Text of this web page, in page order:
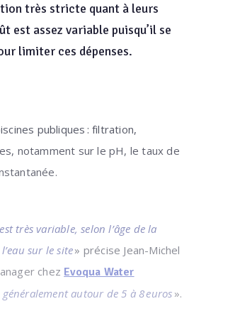
très stricte quant à leurs
assez variable puisqu’il se
limiter ces dépenses.
publiques : filtration,
notamment sur le pH, le taux de
très variable, selon l’âge de la
sur le site» précise Jean-Michel
chez Evoqua Water
autour de 5 à 8 euros ».